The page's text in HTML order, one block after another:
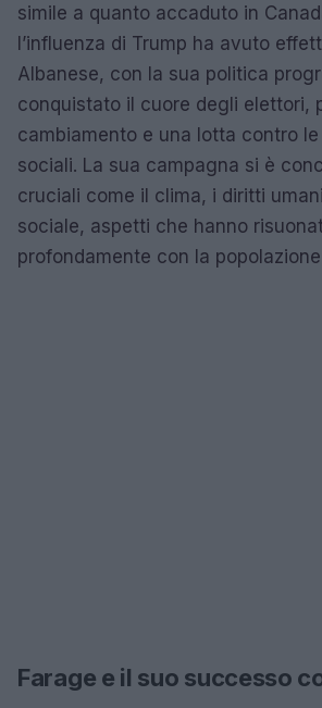
simile a quanto accaduto in
l’influenza di Trump ha avuto
Albanese, con la sua politica
conquistato il cuore degli elettori,
cambiamento e una lotta contro
sociali. La sua campagna si è
cruciali come il clima, i diritti
sociale, aspetti che hanno
profondamente con la
Farage e il suo successo